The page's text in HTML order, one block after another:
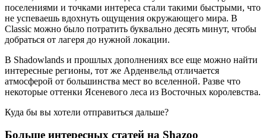
поселениями и точками интереса стали такими быстрыми, что
не успеваешь вдохнуть ощущения окружающего мира. В
Classic можно было потратить буквально десять минут, чтобы
добраться от лагеря до нужной локации.
В Shadowlands и прошлых дополнениях все еще можно найти
интересные регионы, тот же Арденвельд отличается
атмосферой от большинства мест во вселенной. Разве что
некоторые оттенки Ясеневого леса из Восточных королевства.
Куда бы вы хотели отправиться дальше?
Больше интересных статей на Shazoo